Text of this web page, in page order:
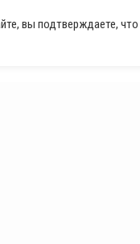
вы подтверждаете, что